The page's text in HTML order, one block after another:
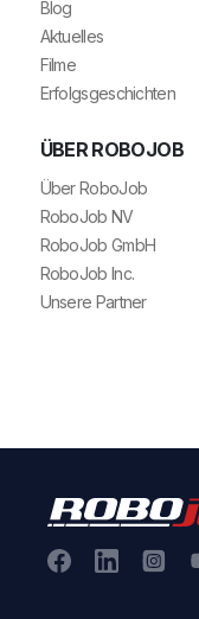
Blog
Aktuelles
Filme
Erfolgsgeschichten
ÜBER ROBOJOB
Über RoboJob
RoboJob NV
RoboJob GmbH
RoboJob Inc.
Unsere Partner